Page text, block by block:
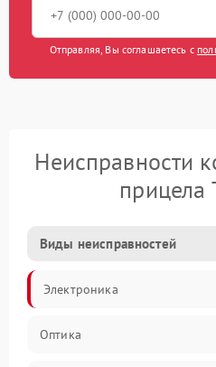
Отправляя, Вы соглашаетесь с
Неисправности
прицела
Виды неисправностей
Электроника
Оптика